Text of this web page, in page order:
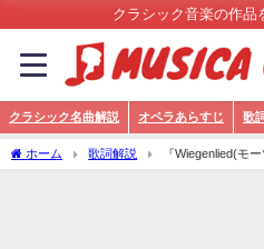
クラシック音楽の作品
クラシック名曲解説 オペラあらすじ 歌
ホーム 歌詞解説
『Wiegenlied(モ
味）